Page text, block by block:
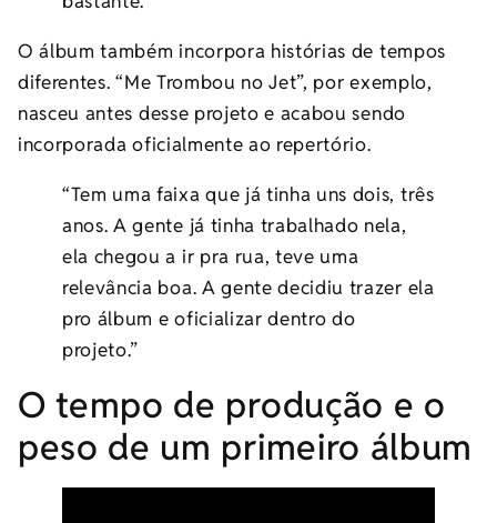
O álbum também incorpora histórias de tempos
diferentes. “Me Trombou no Jet”, por exemplo,
nasceu antes desse projeto e acabou sendo
incorporada oficialmente ao repertório.
“Tem uma faixa que já tinha uns dois, três
anos. A gente já tinha trabalhado nela,
ela chegou a ir pra rua, teve uma
relevância boa. A gente decidiu trazer ela
pro álbum e oficializar dentro do
projeto.”
O tempo de produção e o
peso de um primeiro álbum